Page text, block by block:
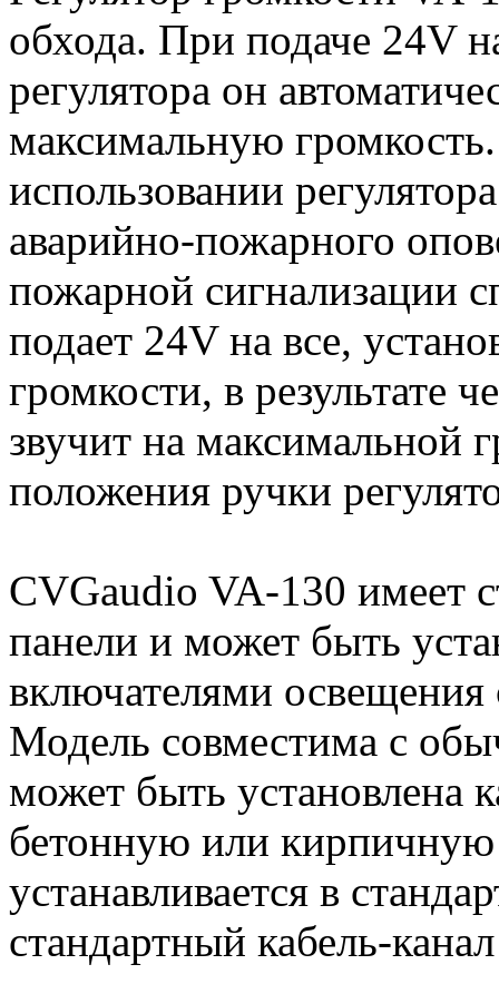
обхода. При подаче 24V
регулятора он
максимальную
использовании
аварийно-пожарного
пожарной сигнализации
подает 24V на все,
громкости, в результате
звучит на максимальной
положения ручки
CVGaudio VA-130 имеет
панели и может быть
включателями освещения
Модель совместима с
может быть установлена
бетонную или кирпичную
устанавливается в
стандартный кабель-